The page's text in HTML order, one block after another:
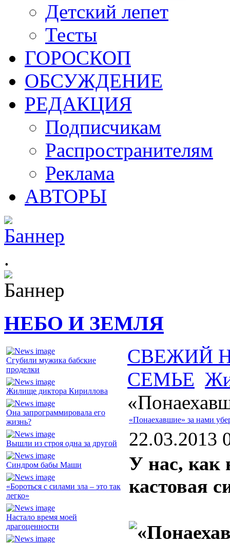
Детский лепет
Тесты
ГОРОСКОП
ОБСУЖДЕНИЕ
РЕДАКЦИЯ
Подписчикам
Распространителям
Реклама
АВТОРЫ
.
НЕБО И ЗЕМЛЯ
Сгубили мужика бабские
проделки
Жилище диктора Кириллова
Она запрограммировала его
жизнь?
Вышли из строя одна за другой
Синдром бабы Маши
«Бороться с силами зла – это так
легко»
Настало время моей
драгоценности
СВЕЖИЙ
СЕМЬЕ
«Понаехавшие» за нами
22.03.2013
У нас, как
кастовая